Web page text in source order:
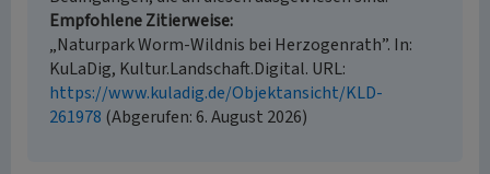
Empfohlene Zitierweise
„Naturpark Worm-Wildnis bei Herzogenrath”. In:
KuLaDig, Kultur.Landschaft.Digital. URL:
https://www.kuladig.de/Objektansicht/KLD-
261978 (Abgerufen: 6. August 2026)